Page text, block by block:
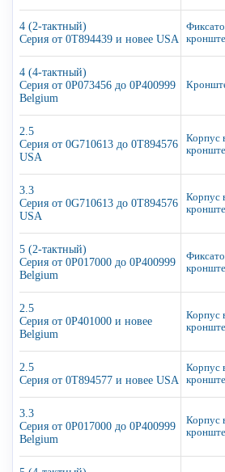
4 (2-тактный)
Серия от 0T894439 и новее USA
4 (4-тактный)
Серия от 0P073456 до 0P400999
Belgium
2.5
Серия от 0G710613 до 0T894576
USA
Корпус
3.3
Серия от 0G710613 до 0T894576
USA
Корпус
5 (2-тактный)
Серия от 0P017000 до 0P400999
Belgium
2.5
Серия от 0P401000 и новее
Belgium
Корпус
2.5
Серия от 0T894577 и новее USA
Корпус
3.3
Серия от 0P017000 до 0P400999
Belgium
Корпус